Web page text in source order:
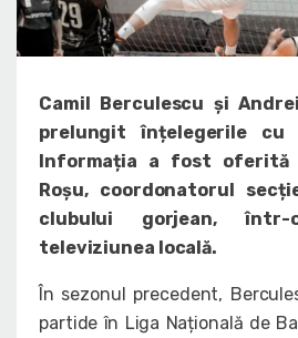
Camil Berculescu și
prelungit înțelegerile cu
Informația a fost oferită
Roșu, coordonatorul
clubului gorjean,
televiziunea locală.
În sezonul precedent,
partide în Liga Națională de